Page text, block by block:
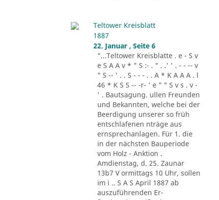
Teltower Kreisblatt
1887
22. Januar , Seite 6
"...Teltower Kreisblatte . e - S v
e S A A v * " S :- . " . .' ' . - - -- v
" S -- ' . . S - - - . . A * K A A A . l
46 * K S S -- -r- ' e " " S v s . v -
' . Bautsagung. ullen Freunden
und Bekannten, welche bei der
Beerdigung unserer so früh
entschlafenen nträge aus
ernsprechanlagen. Für 1. die
in der nächsten Bauperiode
vom Holz - Anktion .
Amdienstag, d. 25. Zaunar
13b7 V ormittags 10 Uhr, sollen
im i .. S A S April 1887 ab
auszuführenden Er-